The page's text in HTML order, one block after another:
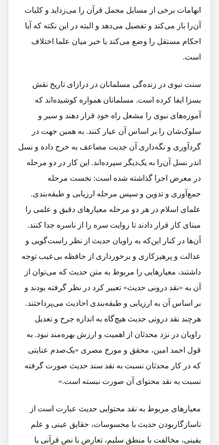
ابهامات برخی از مسایل مجمل قرآن را می‌زداید و کلیات
آن‌را باز می‌کند و تفصیل می‌دهد و البته در این‌ نکته که آیا
احکام مستقل را وضع می‌کند یا خیر میان علما اختلاف
است.
سنت نبوی در زنده‌گی مسلمانان در درازای تاریخ نقش
بسزا ایفا کرده است. مسلمانان همواره کوشیده‌اند که
آموزه‌های نبوی را مشعل راه خود قرار دهند و سیر و
سلوک‌شان را بر اساس آن عیار کنند. به همین جهت در
گرد‌آوری و نگه‌داری آن جدیت مضاعف به خرج داده و نسل
اندر نسل آن‌را به یک‌دیگر سپرده‌اند. این کار در دو مرحله
در معرض اجرا گذاشته شده است: نخست مرحله
جمع‌آوری و تدوین و سپس مرحله ارزیابی و طبقه‌بندی.
علمای اسلام در هر دو مرحله معیارهای دقیق و علمی را
مبنای کار قرار دادند تا روایت سره را از ناسره جدا کنند.
آن‌ها در کنار این‌که به راویان حدیث از نظر راست‌گویی و
عدالت و پرهیزکاری و برخورداری از حافظه بی‌عیب توجه
داشتند، معیارهایی را مربوط به متن حدیث که می‌توان از
آن به «نقد درونی حدیث» تعبیر کرد در نظر گرفته بودند و
بر اساس آن به ارزیابی و طبقه‌بندی احادیث می‌پرداختند.
هرچند نقد درونی حدیث هیچ‌گاه به اندازه جرح و تعدیل
راویان در نزد محدثان از اهمیت و ارزش بهره‌مند نبود. به
قول احمد امین، محقق و مورخ مصری «یک‌صدم عنایتی
که در کار محدثان نسبت به نقد سند حدیث صورت گرفته
نسبت به نقد محتوای آن صورت نبسته است.»
معیارهای مربوط به نقد محتوایی حدیث عبارت است از
ناسازگاربودن حدیث با محسوسات، حقایق عینی و علم
یقینی، مخالفت با منطق سلیم، تعارض با نص قرآنی یا